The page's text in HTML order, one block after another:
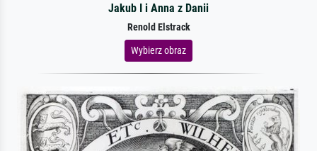
Jakub I i Anna z Danii
Renold Elstrack
Wybierz obraz